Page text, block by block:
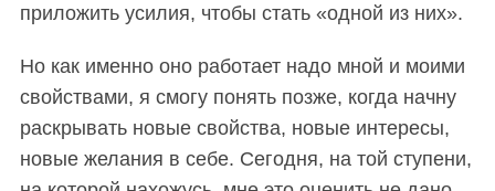
приложить усилия, чтобы стать «одной из них».
Но как именно оно работает надо мной и моими
свойствами, я смогу понять позже, когда начну
раскрывать новые свойства, новые интересы,
новые желания в себе. Сегодня, на той ступени,